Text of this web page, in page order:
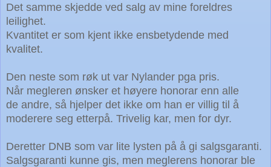
Det samme skjedde ved salg av mine foreldres
leilighet.
Kvantitet er som kjent ikke ensbetydende med
kvalitet.
Den neste som røk ut var Nylander pga pris.
Når megleren ønsker et høyere honorar enn alle
de andre, så hjelper det ikke om han er villig til å
moderere seg etterpå. Trivelig kar, men for dyr.
Deretter DNB som var lite lysten på å gi salgsgaranti.
Salgsgaranti kunne gis, men meglerens honorar ble